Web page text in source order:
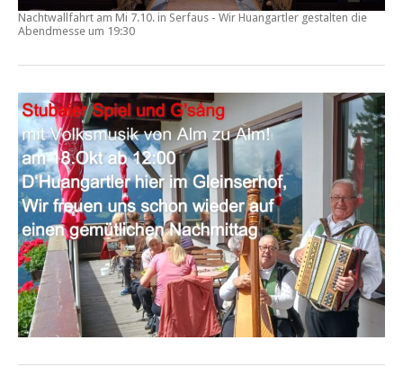
Nachtwallfahrt am Mi 7.10. in Serfaus - Wir Huangartler gestalten die
Abendmesse um 19:30